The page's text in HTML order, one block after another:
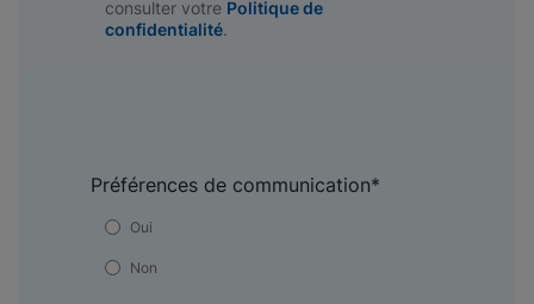
consulter votre Politique de
confidentialité.
Préférences de communication*
Oui
Non